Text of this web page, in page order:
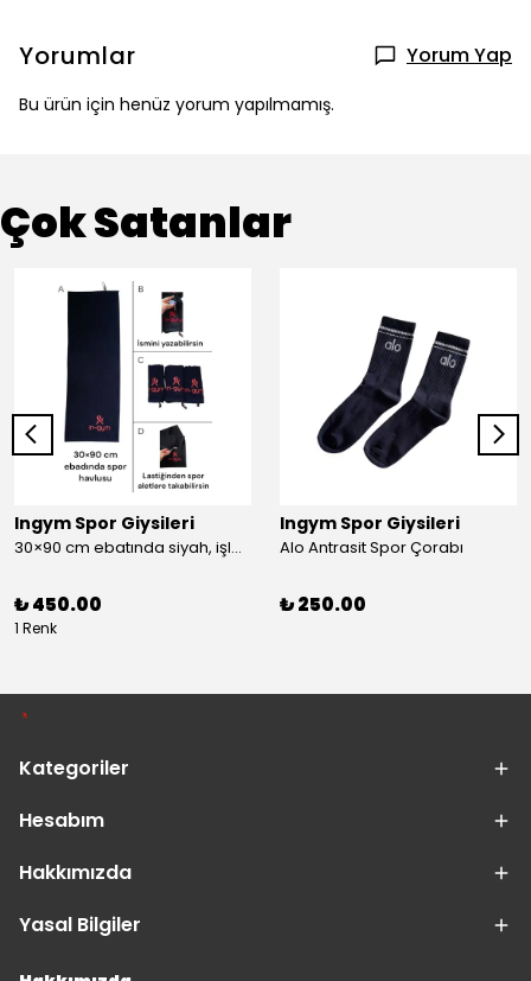
Yorumlar Yorum Yap
Bu ürün için henüz yorum yapılmamış.
Çok Satanlar
Ingym Spor Giysileri
30×90 cm ebatında siyah, işlemeli spor havlusu
₺ 450.00
1 Renk
Ingym Spor Giysileri
Alo Antrasit Spor Çorabı
₺ 250.00
Kategoriler
Hesabım
Hakkımızda
Yasal Bilgiler